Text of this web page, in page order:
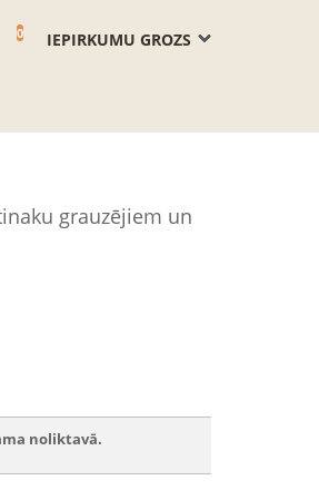
IEPIRKUMU GROZS
0
grauzējiem un
noliktavā.